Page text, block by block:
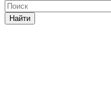
Найти